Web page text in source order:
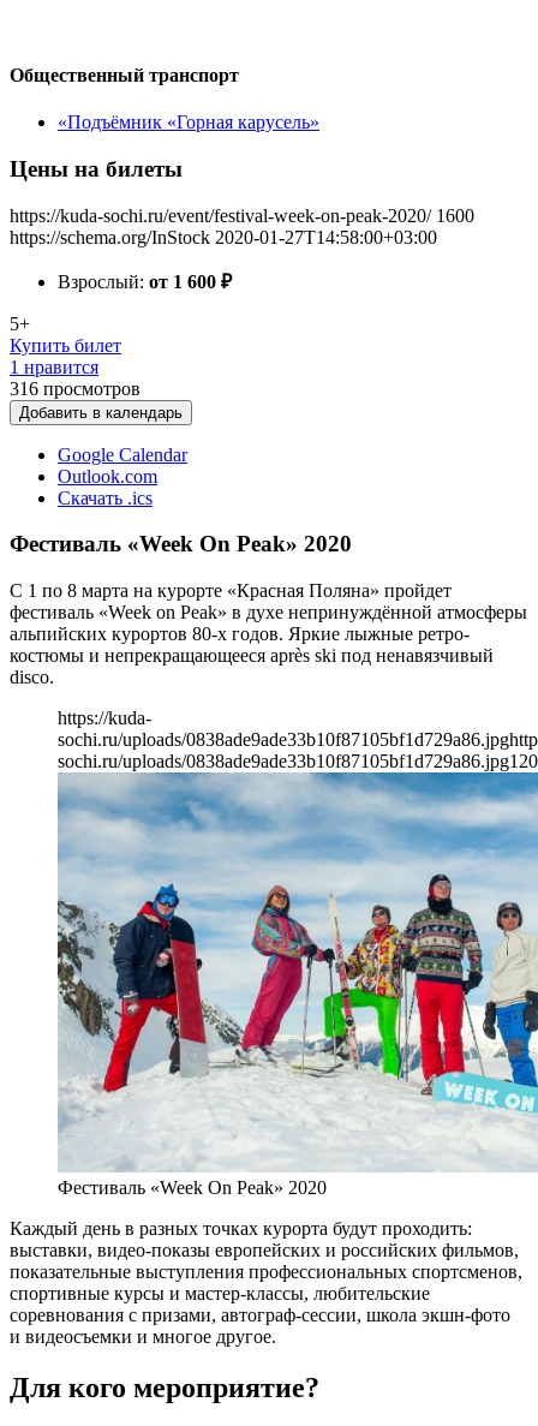
Общественный транспорт
«Подъёмник «Горная карусель»
Цены на билеты
https://kuda-sochi.ru/event/festival-week-on-peak-2020/ 1600
https://schema.org/InStock 2020-01-27T14:58:00+03:00
Взрослый: от 1 600 ₽
5+
Купить билет
1 нравится
316 просмотров
Добавить в календарь
Google Calendar
Outlook.com
Скачать .ics
Фестиваль «Week On Peak» 2020
С 1 по 8 марта на курорте «Красная Поляна» пройдет
фестиваль «Week on Peak» в духе непринуждённой атмосферы
альпийских курортов 80-х годов. Яркие лыжные ретро-
костюмы и непрекращающееся après ski под ненавязчивый
disco.
https://kuda-
sochi.ru/uploads/0838ade9ade33b10f87105bf1d729a86.jpg
sochi.ru/uploads/0838ade9ade33b10f87105bf1d729a86.jpg
Фестиваль «Week On Peak» 2020
Каждый день в разных точках курорта будут проходить:
выставки, видео-показы европейских и российских фильмов,
показательные выступления профессиональных спортсменов,
спортивные курсы и мастер-классы, любительские
соревнования с призами, автограф-сессии, школа экшн-фото
и видеосъемки и многое другое.
Для кого мероприятие?